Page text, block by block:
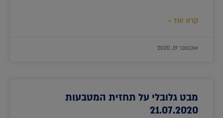
קרא עוד »
אוקטובר 19, 2020
מבט גלובלי על תחזית המטבעות
21.07.2020